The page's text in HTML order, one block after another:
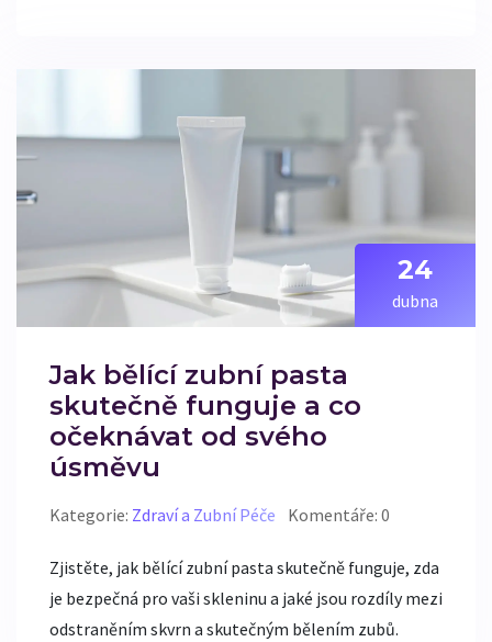
24
dubna
Jak bělící zubní pasta
skutečně funguje a co
očeknávat od svého
úsměvu
Kategorie: Zdraví a Zubní Péče Komentáře: 0
Zjistěte, jak bělící zubní pasta skutečně funguje, zda
je bezpečná pro vaši skleninu a jaké jsou rozdíly mezi
odstraněním skvrn a skutečným bělením zubů.